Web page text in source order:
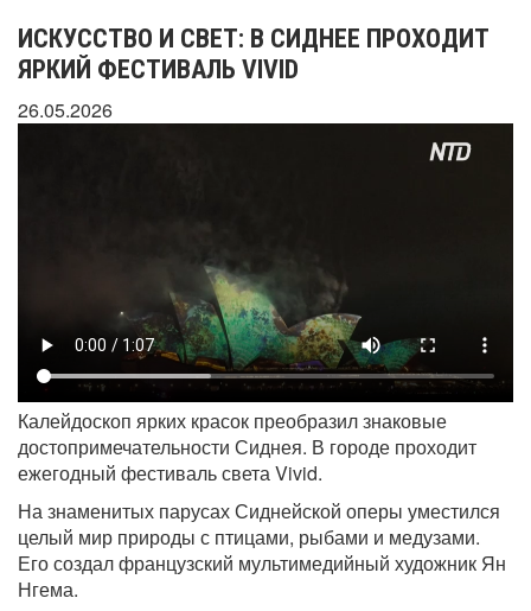
ИСКУССТВО И СВЕТ: В СИДНЕЕ ПРОХОДИТ
ЯРКИЙ ФЕСТИВАЛЬ VIVID
26.05.2026
Калейдоскоп ярких красок преобразил знаковые
достопримечательности Сиднея. В городе проходит
ежегодный фестиваль света Vivid.
На знаменитых парусах Сиднейской оперы уместился
целый мир природы с птицами, рыбами и медузами.
Его создал французский мультимедийный художник Ян
Нгема.